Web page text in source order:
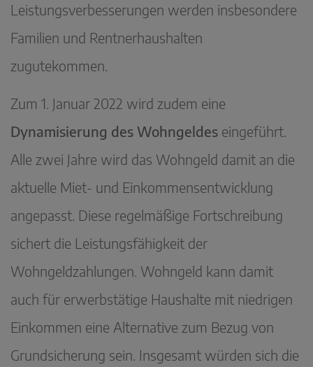
Leistungsverbesserungen werden insbesondere
Familien und Rentnerhaushalten
zugutekommen.
Zum 1. Januar 2022 wird zudem eine
Dynamisierung des Wohngeldes eingeführt.
Alle zwei Jahre wird das Wohngeld damit an die
aktuelle Miet- und Einkommensentwicklung
angepasst. Diese regelmäßige Fortschreibung
sichert die Leistungsfähigkeit der
Wohngeldzahlungen. Wohngeld kann damit
auch für erwerbstätige Haushalte mit niedrigen
Einkommen eine Alternative zum Bezug von
Grundsicherung sein. Insgesamt würden sich die